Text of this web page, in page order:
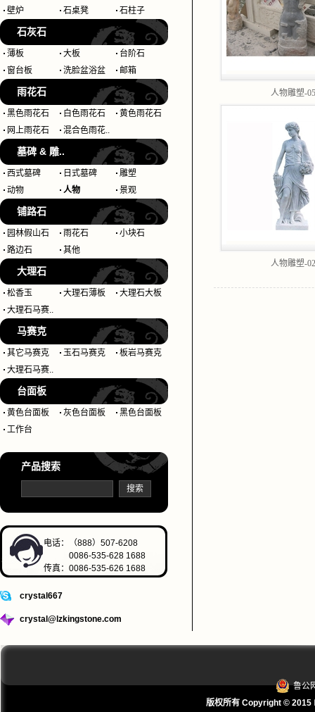
壁炉
石桌凳 石柱子
石灰石
薄板 大板
台阶石
窗台板
洗脸盆浴盆 邮箱
雨花石
黑色雨花石 白色雨花石
黄色雨花石
网上雨花石
混合色雨花..
墓碑 & 雕..
西式墓碑 日式墓碑
雕塑
动物
人物 景观
铺路石
园林假山石 雨花石
小块石
路边石
其他
大理石
松香玉 大理石薄板
大理石大板
大理石马赛..
马赛克
其它马赛克 玉石马赛克
板岩马赛克
大理石马赛..
台面板
黄色台面板 灰色台面板
黑色台面板
工作台
产品搜索
电话：（888）507-6208
0086-535-628 1688
传真：0086-535-626 1688
crystal667
crystal@lzkingstone.com
人物雕塑-05
人物雕塑-02
鲁公
版权所有 Copyright © 2015